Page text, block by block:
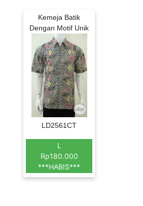
Kemeja Batik
Dengan Motif Unik
LD2561CT
L
Rp180.000
***HABIS***